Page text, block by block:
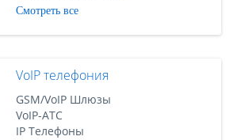
Смотреть все
VoIP телефония
GSM/VoIP Шлюзы
VoIP-АТС
IP Телефоны